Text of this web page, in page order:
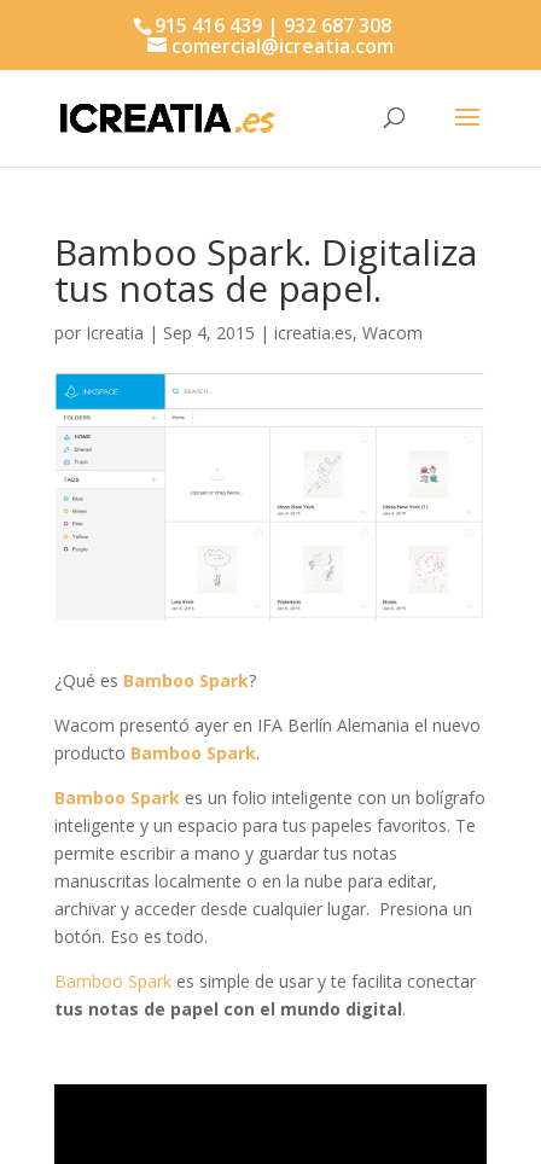
915 416 439 | 932 687 308
comercial@icreatia.com
Bamboo Spark. Digitaliza
tus notas de papel.
por Icreatia | Sep 4, 2015 | icreatia.es, Wacom
¿Qué es Bamboo Spark?
Wacom presentó ayer en IFA Berlín Alemania el nuevo
producto Bamboo Spark.
Bamboo Sparkes un folio inteligente con un bolígrafo
inteligente y un espacio para tus papeles favoritos. Te
permite escribir a mano y guardar tus notas
manuscritas localmente o en la nube para editar,
archivar y acceder desde cualquier lugar. Presiona un
botón. Eso es todo.
Bamboo Sparkes simple de usar y te facilita conectar
tus notas de papel con el mundo digital.